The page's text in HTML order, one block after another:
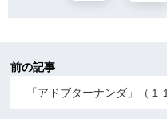
前の記事
「アドブターナンダ」（１